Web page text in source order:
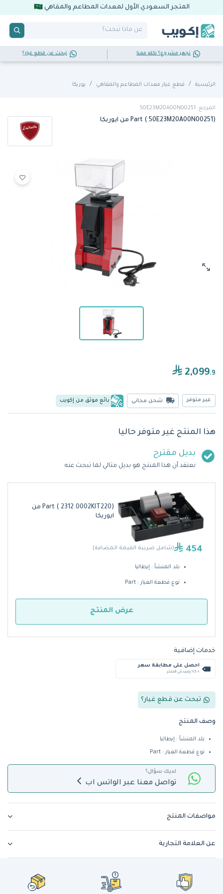
المتجر السعودي الأول لمعدات المطاعم والمقاهي
تجهز مشروع؟ تكلم معنا تبحث عن قطع غيار؟
الرئيسية قطع غيار معدات المطاعم والمقاهي يوريكا
المرجع: 50E23M20A00N00251
Part ( 50E23M20A00N00251) من ايوريكا
2,099.9
غير متوفر شحن مجاني بائع موثق من إكويب
هذا المنتج غير متوفر حاليا
بديل مقترح
نعتقد أن هذا المنتج هو بديل مثالي لما تبحث عنه
Part ( 2312.0002KIT220) من
ايوريكا
454 (شامل ضريبة القيمة المضافة)
بلد المنشأ : إيطاليا
نوع قطعة الغيار : Part
عرض المنتج
خدمات إضافية
احصل على مطابقة سعر
+ %5 رصيد في المتجر
تبحث عن قطع غيار؟
وصف المنتج
بلد المنشأ : إيطاليا
نوع قطعة الغيار : Part
لديك سؤال؟
تواصل معنا عبر الواتس اب
مواصفات المنتج
عن العلامة التجارية